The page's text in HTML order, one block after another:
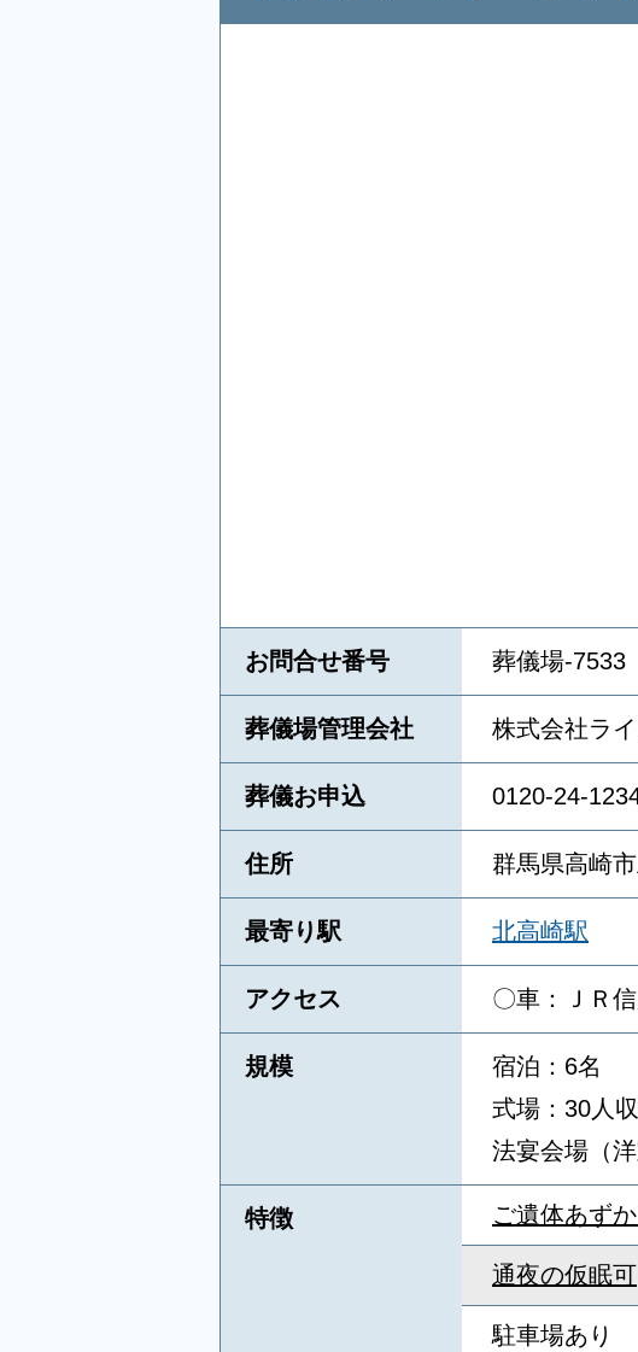
お問合せ番号 葬儀場-7533
葬儀場管理会社 株式会社ラ
葬儀お申込 0120-24-
住所 群馬県高崎
最寄り駅 北高崎駅
アクセス 〇車：ＪＲ
規模
宿泊：6名
式場：30人
法宴会場（
特徴 ご遺体あずか
通夜の仮眠可
駐車場あり